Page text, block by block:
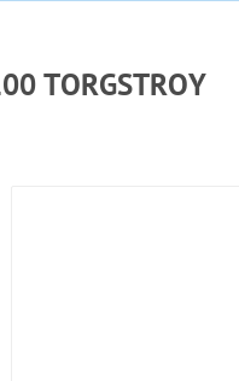
TORGSTROY